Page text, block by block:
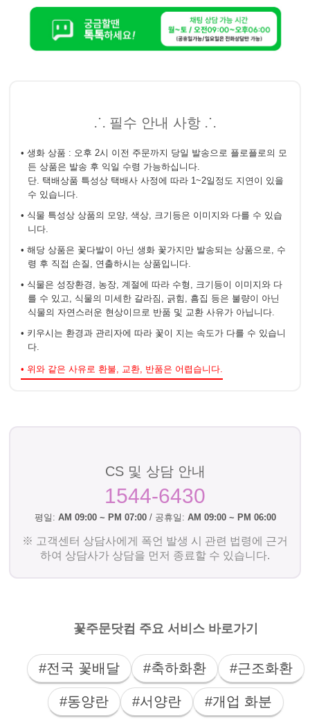
⸫ 필수 안내 사항 ⸫
• 생화 상품 : 오후 2시 이전 주문까지 당일 발송으로 플로플로의 모
든 상품은 발송 후 익일 수령 가능하십니다.
단. 택배상품 특성상 택배사 사정에 따라 1~2일정도 지연이 있을
수 있습니다.
• 식물 특성상 상품의 모양, 색상, 크기등은 이미지와 다를 수 있습
니다.
• 해당 상품은 꽃다발이 아닌 생화 꽃가지만 발송되는 상품으로, 수
령 후 직접 손질, 연출하시는 상품입니다.
• 식물은 성장환경, 농장, 계절에 따라 수형, 크기등이 이미지와 다
를 수 있고, 식물의 미세한 갈라짐, 긁힘, 흠집 등은 불량이 아닌
식물의 자연스러운 현상이므로 반품 및 교환 사유가 아닙니다.
• 키우시는 환경과 관리자에 따라 꽃이 지는 속도가 다를 수 있습니
다.
• 위와 같은 사유로 환불, 교환, 반품은 어렵습니다.
CS 및 상담 안내
1544-6430
평일: AM 09:00 ~ PM 07:00 / 공휴일: AM 09:00 ~ PM 06:00
※ 고객센터 상담사에게 폭언 발생 시 관련 법령에 근거
하여 상담사가 상담을 먼저 종료할 수 있습니다.
꽃주문닷컴 주요 서비스 바로가기
#전국 꽃배달 #축하화환 #근조화환
#동양란 #서양란 #개업 화분